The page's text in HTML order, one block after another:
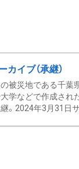
イブ（承継）
被災地である千葉
学などで作成され
。2024年3月31日サ